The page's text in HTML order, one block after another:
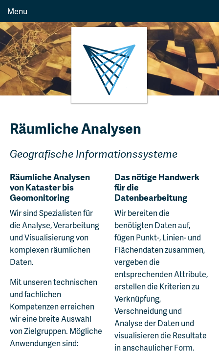
Räumliche Analysen
Geografische Informationssysteme
Räumliche Analysen
von Kataster bis
Geomonitoring
Wir sind Spezialisten für
die Analyse, Verarbeitung
und Visualisierung von
komplexen räumlichen
Daten.
Mit unseren technischen
und fachlichen
Kompetenzen erreichen
wir eine breite Auswahl
von Zielgruppen. Mögliche
Anwendungen sind:
Das nötige Handwerk
für die
Datenbearbeitung
Wir bereiten die
benötigten Daten auf,
fügen Punkt-, Linien- und
Flächendaten zusammen,
vergeben die
entsprechenden Attribute,
erstellen die Kriterien zu
Verknüpfung,
Verschneidung und
Analyse der Daten und
visualisieren die Resultate
in anschaulicher Form.
Menu